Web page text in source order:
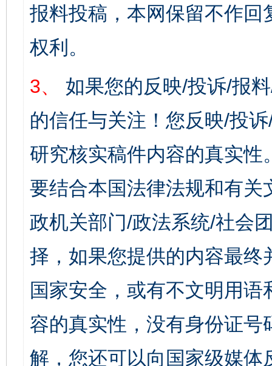
报料投稿，本网保留不作
权利。
3、
如果您的反映/投诉/报
的信任与关注！您反映/投
研究核实稿件内容的真实
要结合本国法律法规和有关
政机关部门/政法系统/社会
择，如果您提供的内容最
国家安全，或有不文明用
容的真实性，没有身份证
解，您还可以向国家级媒